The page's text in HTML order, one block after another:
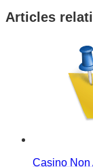
Articles
Casino Non